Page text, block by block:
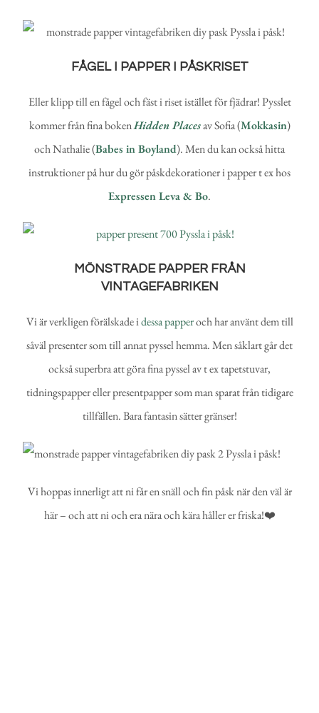
FÅGEL I PAPPER I PÅSKRISET
Eller klipp till en fågel och fäst i riset istället för fjädrar! Pysslet
kommer från fina bokenHidden Placesav Sofia (Mokkasin)
och Nathalie (Babes in Boyland). Men du kan också hitta
instruktioner på hur du gör påskdekorationer i papper t ex hos
Expressen Leva & Bo.
MÖNSTRADE PAPPER FRÅN
VINTAGEFABRIKEN
Vi är verkligen förälskade idessa papperoch har använt dem till
såväl presenter som till annat pyssel hemma. Men såklart går det
också superbra att göra fina pyssel av t ex tapetstuvar,
tidningspapper eller presentpapper som man sparat från tidigare
tillfällen. Bara fantasin sätter gränser!
Vi hoppas innerligt att ni får en snäll och fin påsk när den väl är
här – och att ni och era nära och kära håller er friska!❤️